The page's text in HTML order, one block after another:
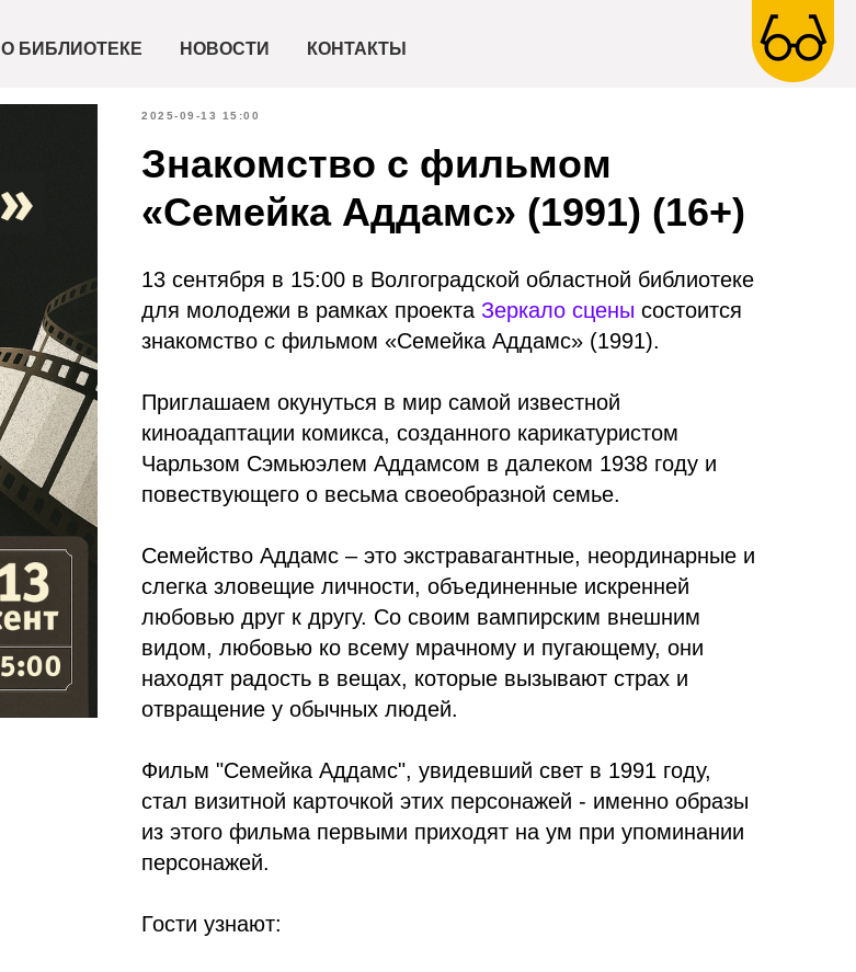
О БИБЛИОТЕКЕ НОВОСТИ КОНТАКТЫ
2025-09-13 15:00
Знакомство с фильмом
«Семейка Аддамс» (1991) (16+)
13 сентября в 15:00 в Волгоградской областной библиотеке
для молодежи в рамках проекта Зеркало сцены состоится
знакомство с фильмом «Семейка Аддамс» (1991).
Приглашаем окунуться в мир самой известной
киноадаптации комикса, созданного карикатуристом
Чарльзом Сэмьюэлем Аддамсом в далеком 1938 году и
повествующего о весьма своеобразной семье.
Семейство Аддамс – это экстравагантные, неординарные и
слегка зловещие личности, объединенные искренней
любовью друг к другу. Со своим вампирским внешним
видом, любовью ко всему мрачному и пугающему, они
находят радость в вещах, которые вызывают страх и
отвращение у обычных людей.
Фильм "Семейка Аддамс", увидевший свет в 1991 году,
стал визитной карточкой этих персонажей - именно образы
из этого фильма первыми приходят на ум при упоминании
персонажей.
Гости узнают: